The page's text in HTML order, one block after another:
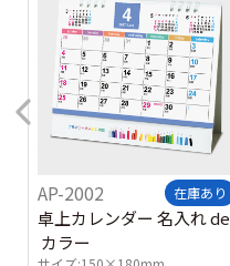
AP-2002 在庫あり
卓上カレンダー 名入れ de
カラー